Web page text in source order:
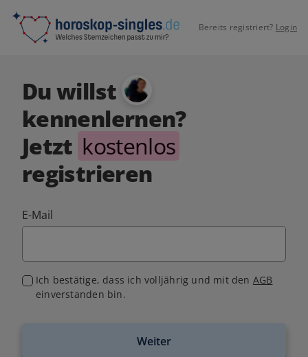
Bereits registriert? Login
Du willst
kennenlernen?
Jetzt kostenlos
registrieren
E-Mail
Ich bestätige, dass ich volljährig und mit den AGB
einverstanden bin.
Weiter